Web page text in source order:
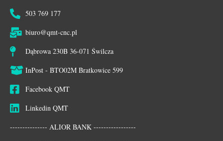
503 769 177
biuro@qmt-cnc.pl
Dąbrowa 230B 36-071 Świlcza
InPost - BTO02M Bratkowice 599
Facebook QMT
Linkedin QMT
--------------- ALIOR BANK -----------------